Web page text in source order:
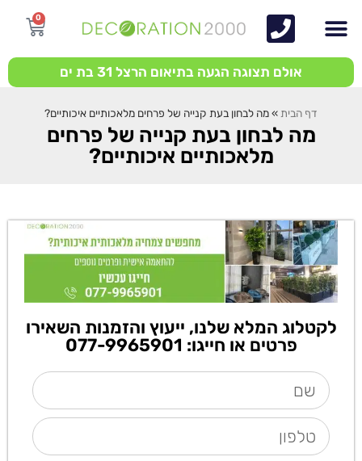
0
אולם תצוגה הגעה בתיאום הרצל 31 בת ים
דף הבית »מה לבחון בעת קנייה של פרחים מלאכותיים איכותיים?
מה לבחון בעת קנייה של פרחים
מלאכותיים איכותיים?
לקטלוג המלא שלנו, ייעוץ והזמנות השאירו
פרטים או חייגו: 077-9965901